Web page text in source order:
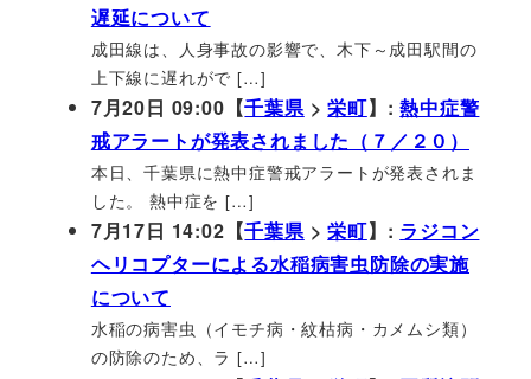
遅延について
成田線は、人身事故の影響で、木下～成田駅間の
上下線に遅れがで […]
7月20日 09:00【千葉県>栄町】:熱中症警
戒アラートが発表されました（７／２０）
本日、千葉県に熱中症警戒アラートが発表されま
した。 熱中症を […]
7月17日 14:02【千葉県>栄町】: ラジコン
ヘリコプターによる水稲病害虫防除の実施
について
水稲の病害虫（イモチ病・紋枯病・カメムシ類）
の防除のため、ラ […]